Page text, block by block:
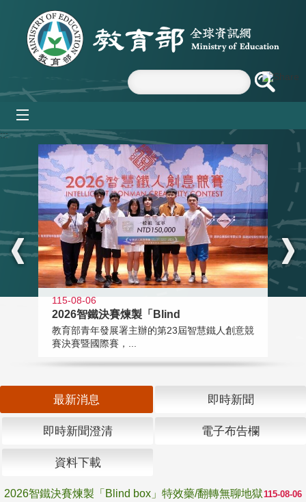
跳到主要內容區塊
:::
115-08-06
2026智鐵決賽煉製「Blind
教育部青年發展署主辦的第23屆智慧鐵人創意競
賽決賽暨國際賽，...
最新消息 即時新聞
即時新聞澄清 電子布告欄
資料下載
115-08-06
2026智鐵決賽煉製「Blind box」特效藥/翻轉無聊地獄